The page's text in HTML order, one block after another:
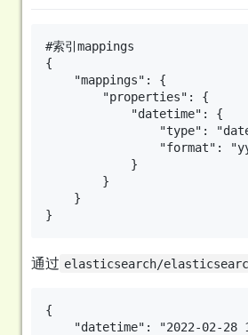
#索引mappings
{
    "mappings": {
        "properties": {
            "datetime": {
"type":
"format":
            }
        }
    }
通过 elasticsearch/
{
"datetime": "2022-02-28